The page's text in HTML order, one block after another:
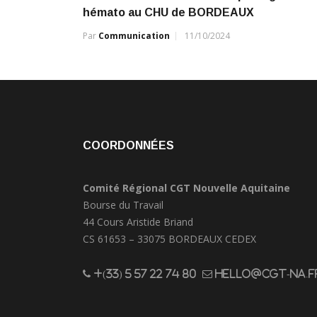
hémato au CHU de BORDEAUX
Par Communication 11/10/2024
COORDONNÉES
Comité Régional CGT Nouvelle Aquitaine
Bourse du Travail
44 Cours Aristide Briand
CS 61653 – 33075 BORDEAUX CEDEX
+(33) 5 57 22 74 80 hello@cgt-